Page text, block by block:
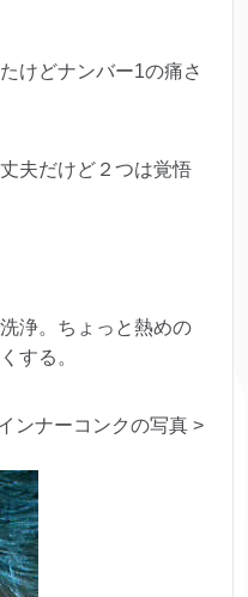
けどナンバー1の痛さ
夫だけど２つは覚悟
浄。ちょっと熱めの
する。
ンナーコンクの写真 >